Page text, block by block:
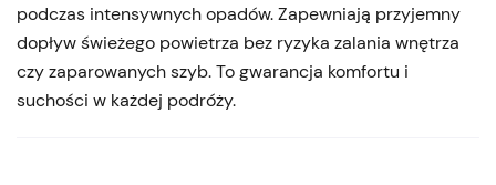
podczas intensywnych opadów. Zapewniają przyjemny
dopływ świeżego powietrza bez ryzyka zalania wnętrza
czy zaparowanych szyb. To gwarancja komfortu i
suchości w każdej podróży.